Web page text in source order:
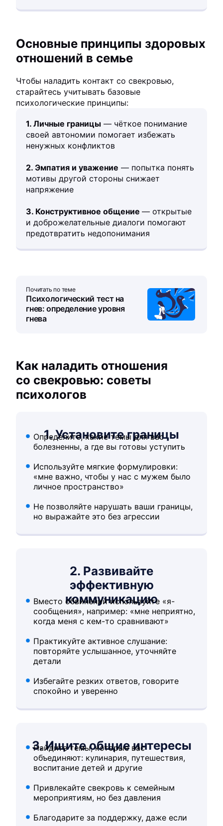
Основные принципы здоровых
отношений в семье
Чтобы наладить контакт со свекровью,
старайтесь учитывать базовые
психологические принципы:
1. Личные границы — чёткое понимание
своей автономии помогает избежать
ненужных конфликтов
2. Эмпатия и уважение — попытка понять
мотивы другой стороны снижает
напряжение
3. Конструктивное общение— открытые
и доброжелательные диалоги помогают
предотвратить недопонимания
Почитать по теме
Психологический тест на
гнев: определение уровня
гнева
Как наладить отношения
со свекровью: советы
психологов
1. Установите границы
Определите, какие темы для вас
болезненны, а где вы готовы уступить
Используйте мягкие формулировки:
«мне важно, чтобы у нас с мужем было
личное пространство»
Не позволяйте нарушать ваши границы,
но выражайте это без агрессии
2. Развивайте
эффективную
коммуникацию
Вместо обвинений используйте «я-
сообщения», например: «мне неприятно,
когда меня с кем-то сравнивают»
Практикуйте активное слушание:
повторяйте услышанное, уточняйте
детали
Избегайте резких ответов, говорите
спокойно и уверенно
3. Ищите общие интересы
Найдите темы, которые вас
объединяют: кулинария, путешествия,
воспитание детей и другие
Привлекайте свекровь к семейным
мероприятиям, но без давления
Благодарите за поддержку, даже если